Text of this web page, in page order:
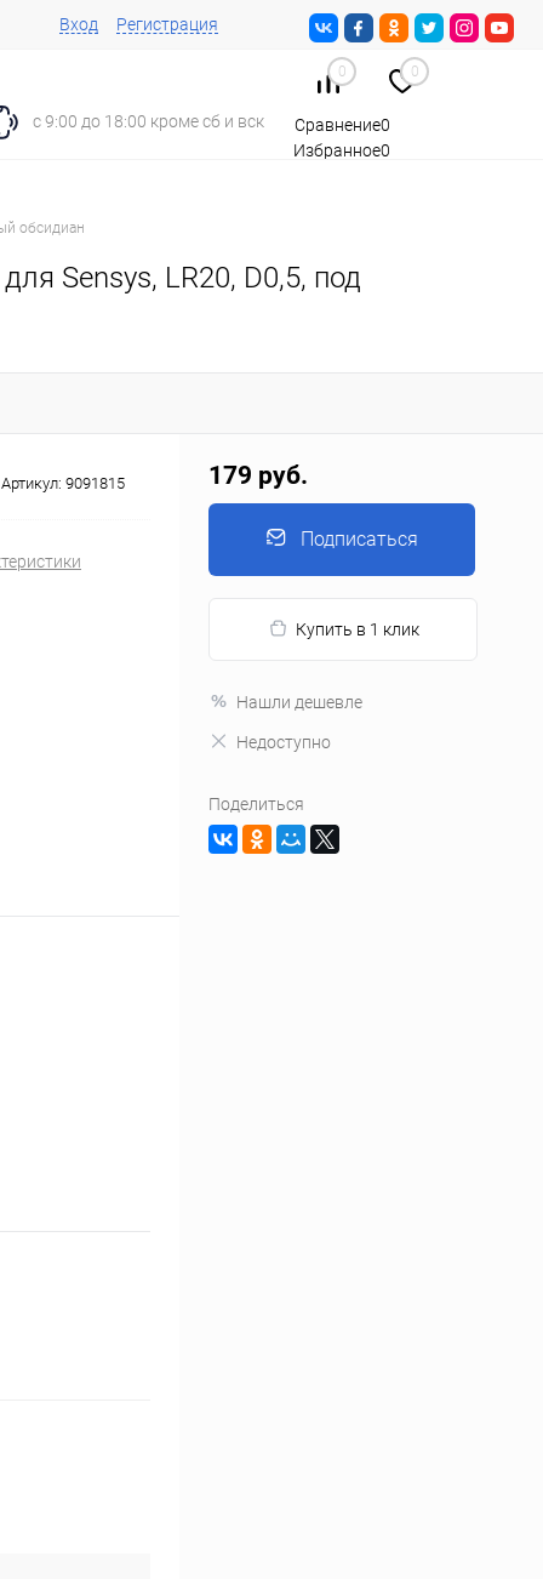
Вход Регистрация
с 9:00 до 18:00 кроме сб и вск
0 0
Сравнение0
Избранное0
обсидиан
Sensys, LR20, D0,5, под
Артикул: 9091815 179 руб.
Подписаться
Купить в 1 клик
Нашли дешевле
Недоступно
Поделиться